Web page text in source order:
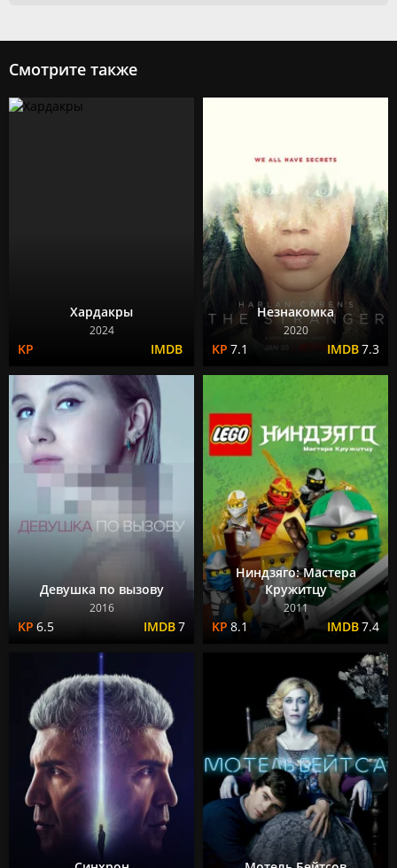
Смотрите также
Хардакры
2024
Незнакомка
2020
7.1 7.3
Девушка по вызову
2016
6.5 7
Ниндзяго: Мастера
Кружитцу
2011
8.1 7.4